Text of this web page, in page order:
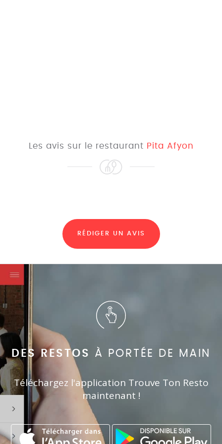
Les avis sur le restaurant Pita Afyon
RÉDIGER UN AVIS
DES RESTOS À PORTÉE DE MAIN
Téléchargez l'application Trouve Ton Resto
maintenant !